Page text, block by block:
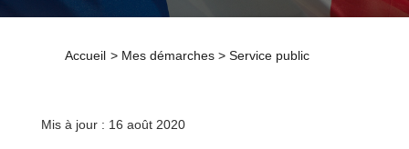
Accueil > Mes démarches > Service public
Mis à jour : 16 août 2020